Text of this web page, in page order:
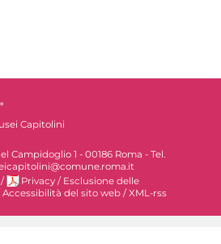
Capitolini
Campidoglio 1 - 00186 Roma - Tel.
/ Privacy / Esclusione delle
Accessibilità del sito web / XML-rss